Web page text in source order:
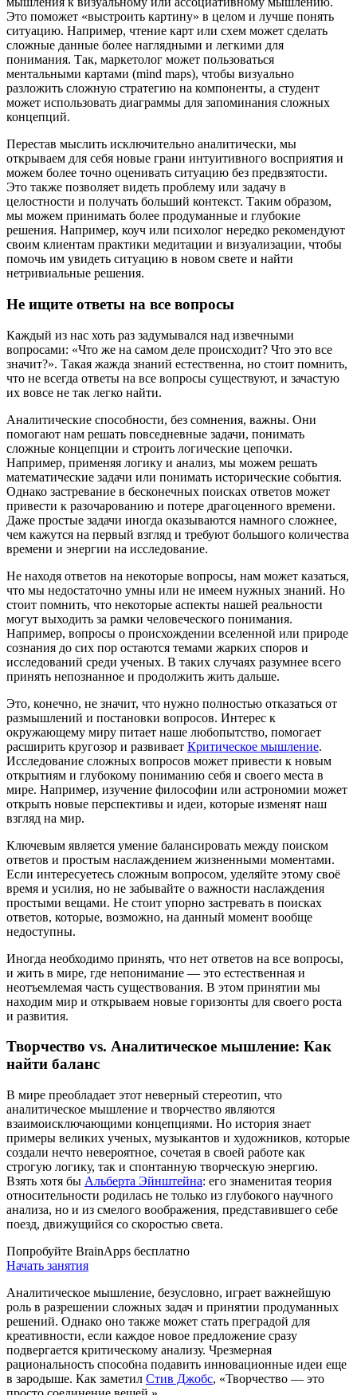
Это поможет «выстроить картину» в целом и лучше понять
ситуацию. Например, чтение карт или схем может сделать
сложные данные более наглядными и легкими для
понимания. Так, маркетолог может пользоваться
ментальными картами (mind maps), чтобы визуально
разложить сложную стратегию на компоненты, а студент
может использовать диаграммы для запоминания сложных
концепций.
Перестав мыслить исключительно аналитически, мы
открываем для себя новые грани интуитивного восприятия и
можем более точно оценивать ситуацию без предвзятости.
Это также позволяет видеть проблему или задачу в
целостности и получать больший контекст. Таким образом,
мы можем принимать более продуманные и глубокие
решения. Например, коуч или психолог нередко рекомендуют
своим клиентам практики медитации и визуализации, чтобы
помочь им увидеть ситуацию в новом свете и найти
нетривиальные решения.
Не ищите ответы на все вопросы
Каждый из нас хоть раз задумывался над извечными
вопросами: «Что же на самом деле происходит? Что это все
значит?». Такая жажда знаний естественна, но стоит помнить,
что не всегда ответы на все вопросы существуют, и зачастую
их вовсе не так легко найти.
Аналитические способности, без сомнения, важны. Они
помогают нам решать повседневные задачи, понимать
сложные концепции и строить логические цепочки.
Например, применяя логику и анализ, мы можем решать
математические задачи или понимать исторические события.
Однако застревание в бесконечных поисках ответов может
привести к разочарованию и потере драгоценного времени.
Даже простые задачи иногда оказываются намного сложнее,
чем кажутся на первый взгляд и требуют большого количества
времени и энергии на исследование.
Не находя ответов на некоторые вопросы, нам может казаться,
что мы недостаточно умны или не имеем нужных знаний. Но
стоит помнить, что некоторые аспекты нашей реальности
могут выходить за рамки человеческого понимания.
Например, вопросы о происхождении вселенной или природе
сознания до сих пор остаются темами жарких споров и
исследований среди ученых. В таких случаях разумнее всего
принять непознанное и продолжить жить дальше.
Это, конечно, не значит, что нужно полностью отказаться от
размышлений и постановки вопросов. Интерес к
окружающему миру питает наше любопытство, помогает
расширить кругозор и развивает Критическое мышление.
Исследование сложных вопросов может привести к новым
открытиям и глубокому пониманию себя и своего места в
мире. Например, изучение философии или астрономии может
открыть новые перспективы и идеи, которые изменят наш
взгляд на мир.
Ключевым является умение балансировать между поиском
ответов и простым наслаждением жизненными моментами.
Если интересуетесь сложным вопросом, уделяйте этому своё
время и усилия, но не забывайте о важности наслаждения
простыми вещами. Не стоит упорно застревать в поисках
ответов, которые, возможно, на данный момент вообще
недоступны.
Иногда необходимо принять, что нет ответов на все вопросы,
и жить в мире, где непонимание — это естественная и
неотъемлемая часть существования. В этом принятии мы
находим мир и открываем новые горизонты для своего роста
и развития.
Творчество vs. Аналитическое мышление: Как
найти баланс
В мире преобладает этот неверный стереотип, что
аналитическое мышление и творчество являются
взаимоисключающими концепциями. Но история знает
примеры великих ученых, музыкантов и художников, которые
создали нечто невероятное, сочетая в своей работе как
строгую логику, так и спонтанную творческую энергию.
Взять хотя бы Альберта Эйнштейна: его знаменитая теория
относительности родилась не только из глубокого научного
анализа, но и из смелого воображения, представившего себе
поезд, движущийся со скоростью света.
Попробуйте BrainApps бесплатно
Начать занятия
Аналитическое мышление, безусловно, играет важнейшую
роль в разрешении сложных задач и принятии продуманных
решений. Однако оно также может стать преградой для
креативности, если каждое новое предложение сразу
подвергается критическому анализу. Чрезмерная
рациональность способна подавить инновационные идеи еще
в зародыше. Как заметил Стив Джобс, «Творчество — это